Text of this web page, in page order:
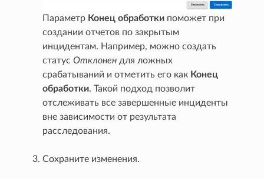
Параметр Конец обработки поможет при
создании отчетов по закрытым
инцидентам. Например, можно создать
статусОтклонен для ложных
срабатываний и отметить его как Конец
обработки. Такой подход позволит
отслеживать все завершенные инциденты
вне зависимости от результата
расследования.
Сохраните изменения.